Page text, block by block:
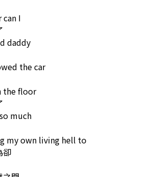
I
daddy
the car
the floor
much
my own living hell to
卻